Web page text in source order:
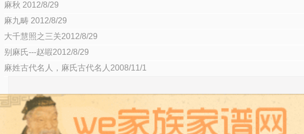
麻秋 2012/8/29
麻九畴 2012/8/29
大千慧照之三关2012/8/29
别麻氏---赵嘏2012/8/29
麻姓古代名人，麻氏古代名人2008/11/1